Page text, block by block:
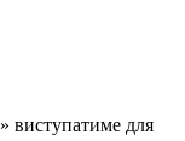
виступатиме для